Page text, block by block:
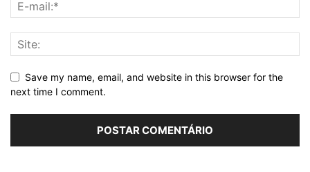
Save my name, email, and website in this browser for the
next time I comment.